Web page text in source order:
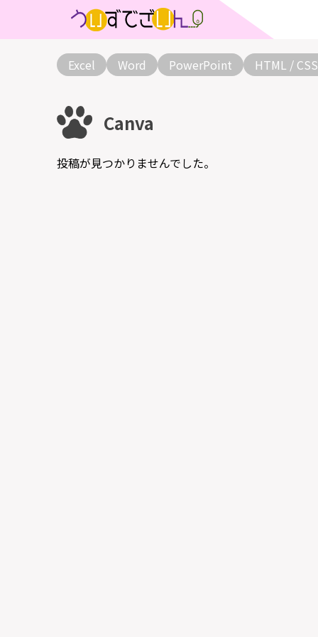
Excel Word PowerPoint HTML / CSS
Canva
投稿が見つかりませんでした。